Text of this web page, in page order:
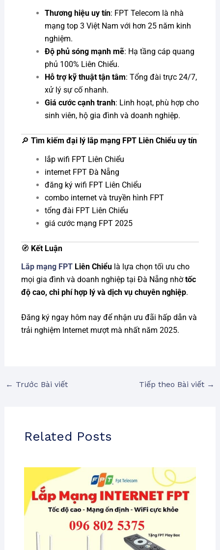
Thương hiệu uy tín: FPT Telecom là nhà
mạng top 3 Việt Nam với hơn 25 năm kinh
nghiệm.
Độ phủ sóng mạnh mẽ: Hạ tầng cáp quang
phủ 100% Liên Chiểu.
Hỗ trợ kỹ thuật tận tâm: Tổng đài trực 24/7,
xử lý sự cố nhanh.
Giá cước cạnh tranh: Linh hoạt, phù hợp cho
sinh viên, hộ gia đình và doanh nghiệp.
🔎 Tìm kiếm đại lý lắp mạng FPT Liên Chiểu uy tín
lắp wifi FPT Liên Chiểu
internet FPT Đà Nẵng
đăng ký wifi FPT Liên Chiểu
combo internet và truyền hình FPT
tổng đài FPT Liên Chiểu
giá cước mạng FPT 2025
🧭 Kết Luận
Lắp mạng FPTLiên Chiểulà lựa chọn tối ưu cho
mọi gia đình và doanh nghiệp tại Đà Nẵng nhờtốc
độ cao, chi phí hợp lý và dịch vụ chuyên nghiệp.
Đăng ký ngay hôm nay để nhận ưu đãi hấp dẫn và
trải nghiệm Internet mượt mà nhất năm 2025.
← Trước Bài viết Tiếp theo Bài viết →
Related Posts